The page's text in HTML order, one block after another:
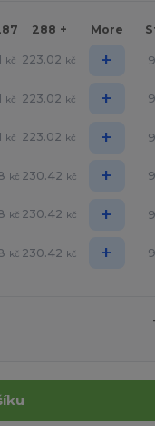
288 + More
kč 223.02 kč +
kč 223.02 kč +
kč 223.02 kč +
kč 230.42 kč +
kč 230.42 kč +
kč 230.42 kč +